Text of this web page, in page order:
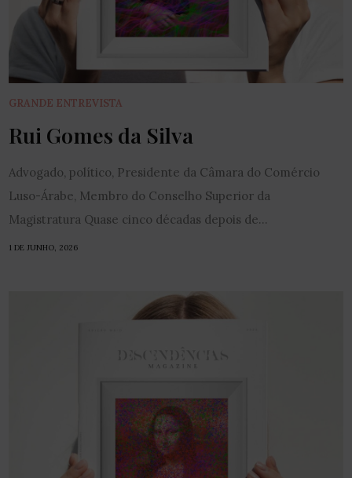
GRANDE ENTREVISTA
Rui Gomes da Silva
Advogado, político, Presidente da Câmara do Comércio
Luso-Árabe, Membro do Conselho Superior da
Magistratura Quase cinco décadas depois de...
1 DE JUNHO, 2026